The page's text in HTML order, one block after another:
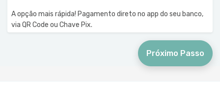
A opção mais rápida! Pagamento direto no app do seu banco,
via QR Code ou Chave Pix.
Próximo Passo